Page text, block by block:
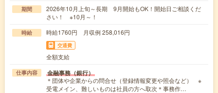
期間
2026年10月上旬～長期 9月開始もOK！開始日ご相談くだ
さい！ ※10月～！
時給 時給1760円 月収例 258,016円
交通費
全額支給
仕事内容 金融事務（銀行）
＊団体や企業からの問合せ（登録情報変更や照会など） ※
受電メイン、難しいものは社員の方へ取次＊事務作…